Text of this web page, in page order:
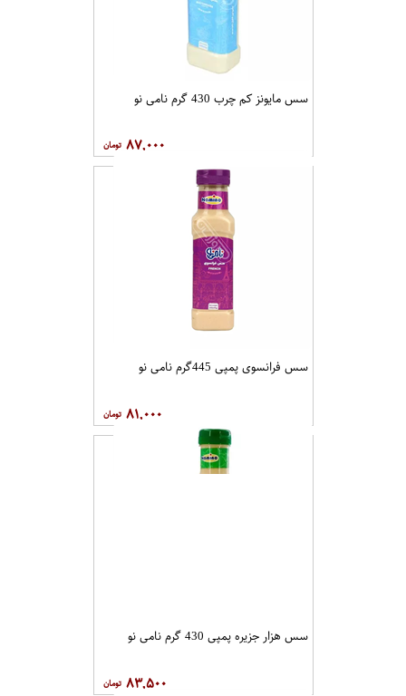
سس مایونز کم چرب 430 گرم نامی نو
۸۷,۰۰۰
سس فرانسوی پمپی 445گرم نامی نو
۸۱,۰۰۰
سس هزار جزیره پمپی 430 گرم نامی نو
۸۳,۵۰۰